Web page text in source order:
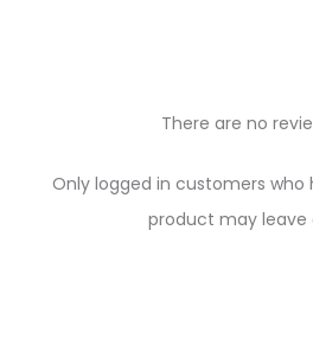
There are no
Only logged in customers who
product may leave